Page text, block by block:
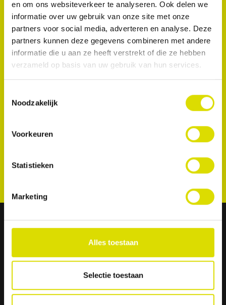
en om ons websiteverkeer te analyseren. Ook delen we
informatie over uw gebruik van onze site met onze
partners voor social media, adverteren en analyse. Deze
partners kunnen deze gegevens combineren met andere
informatie die u aan ze heeft verstrekt of die ze hebben
verzameld op basis van uw gebruik van hun services.
Noodzakelijk
Voorkeuren
Statistieken
Marketing
Alles toestaan
Selectie toestaan
en stop bloedingen van het tandvlees.
Isolite- i3 Systeem -
Nu verkrijgbaar